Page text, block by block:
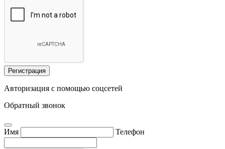
Регистрация
Авторизация с помощью соцсетей
Обратный звонок
Имя Телефон